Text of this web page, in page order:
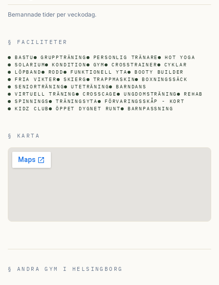
Bemannade tider per veckodag.
§ FACILITETER
BASTU GRUPPTRÄNING PERSONLIG TRÄNARE
HOT YOGA
SOLARIUM
KONDITION GYM CROSSTRAINER
CYKLAR
LÖPBAND
RODD FUNKTIONELL YTA
BOOTY BUILDER
FRIA VIKTER
SKIERG TRAPPMASKIN
BOXNINGSSÄCK
SENIORTRÄNING
UTETRÄNING
BARNDANS
VIRTUELL TRÄNING
CROSSCAGE UNGDOMSTRÄNING
REHAB
SPINNINGS
TRÄNINGSYTA
FÖRVARINGSSKÅP - KORT
KIDZ CLUB
ÖPPET DYGNET RUNT BARNPASSNING
§ KARTA
§ ANDRA GYM I HELSINGBORG